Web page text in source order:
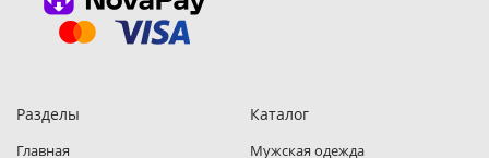
Разделы
Главная
Каталог
Мужская одежда